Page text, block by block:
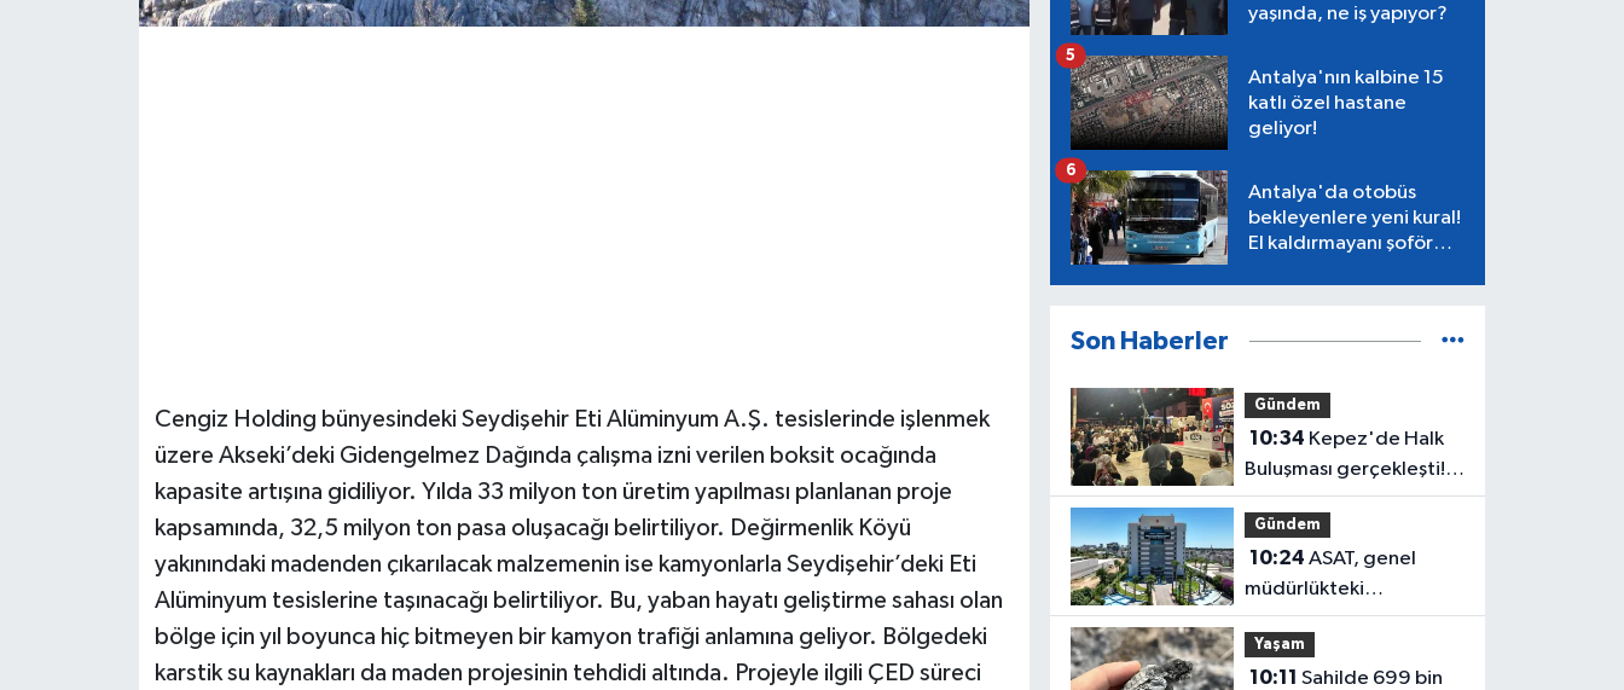
Cengiz Holding bünyesindeki Seydişehir Eti Alüminyum A.Ş. tesislerinde işlenmek
üzere Akseki’deki Gidengelmez Dağında çalışma izni verilen boksit ocağında
kapasite artışına gidiliyor. Yılda 33 milyon ton üretim yapılması planlanan proje
kapsamında, 32,5 milyon ton pasa oluşacağı belirtiliyor. Değirmenlik Köyü
yakınındaki madenden çıkarılacak malzemenin ise kamyonlarla Seydişehir’deki Eti
Alüminyum tesislerine taşınacağı belirtiliyor. Bu, yaban hayatı geliştirme sahası olan
bölge için yıl boyunca hiç bitmeyen bir kamyon trafiği anlamına geliyor. Bölgedeki
karstik su kaynakları da maden projesinin tehdidi altında. Projeyle ilgili ÇED süreci
yaşında, ne iş yapıyor?
Antalya'nın kalbine 15
katlı özel hastane
geliyor!
5
Antalya'da otobüs
bekleyenlere yeni kural!
El kaldırmayanı şoför
6
Son Haberler
Gündem
10:34
Buluşması gerçekleşti!
Kocagöz ve CHP
yönetimi vatandaşı
dinledi
Gündem
10:24
müdürlükteki
kafeteryayı 3 yıllığına
kiraya verecek
Yaşam
10:11